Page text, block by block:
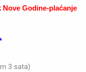
Nove Godine-plaćanje
3 sata)